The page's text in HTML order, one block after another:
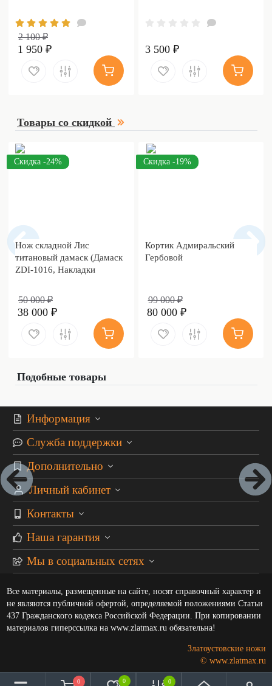
0 0 0
2 100 ₽
1 950 ₽ 3 500 ₽
Товары со скидкой
Скидка -24%
Нож складной Лис
титановый дамаск (Дамаск
ZDI-1016, Накладки
50 000 ₽
38 000 ₽
Скидка -19%
Кортик Адмиральский
Гербовой
99 000 ₽
80 000 ₽
Подобные товары
Информация
Служба поддержки
Дополнительно
Личный кабинет
Контакты
Наша гарантия
Мы в социальных сетях
Все материалы, размещенные на сайте, носят справочный характер и
не являются публичной офертой, определяемой положениями Статьи
437 Гражданского кодекса Российской Федерации. При копировании
материалов гиперссылка на www.zlatmax.ru обязательна!
Златоустовские ножи
© www.zlatmax.ru